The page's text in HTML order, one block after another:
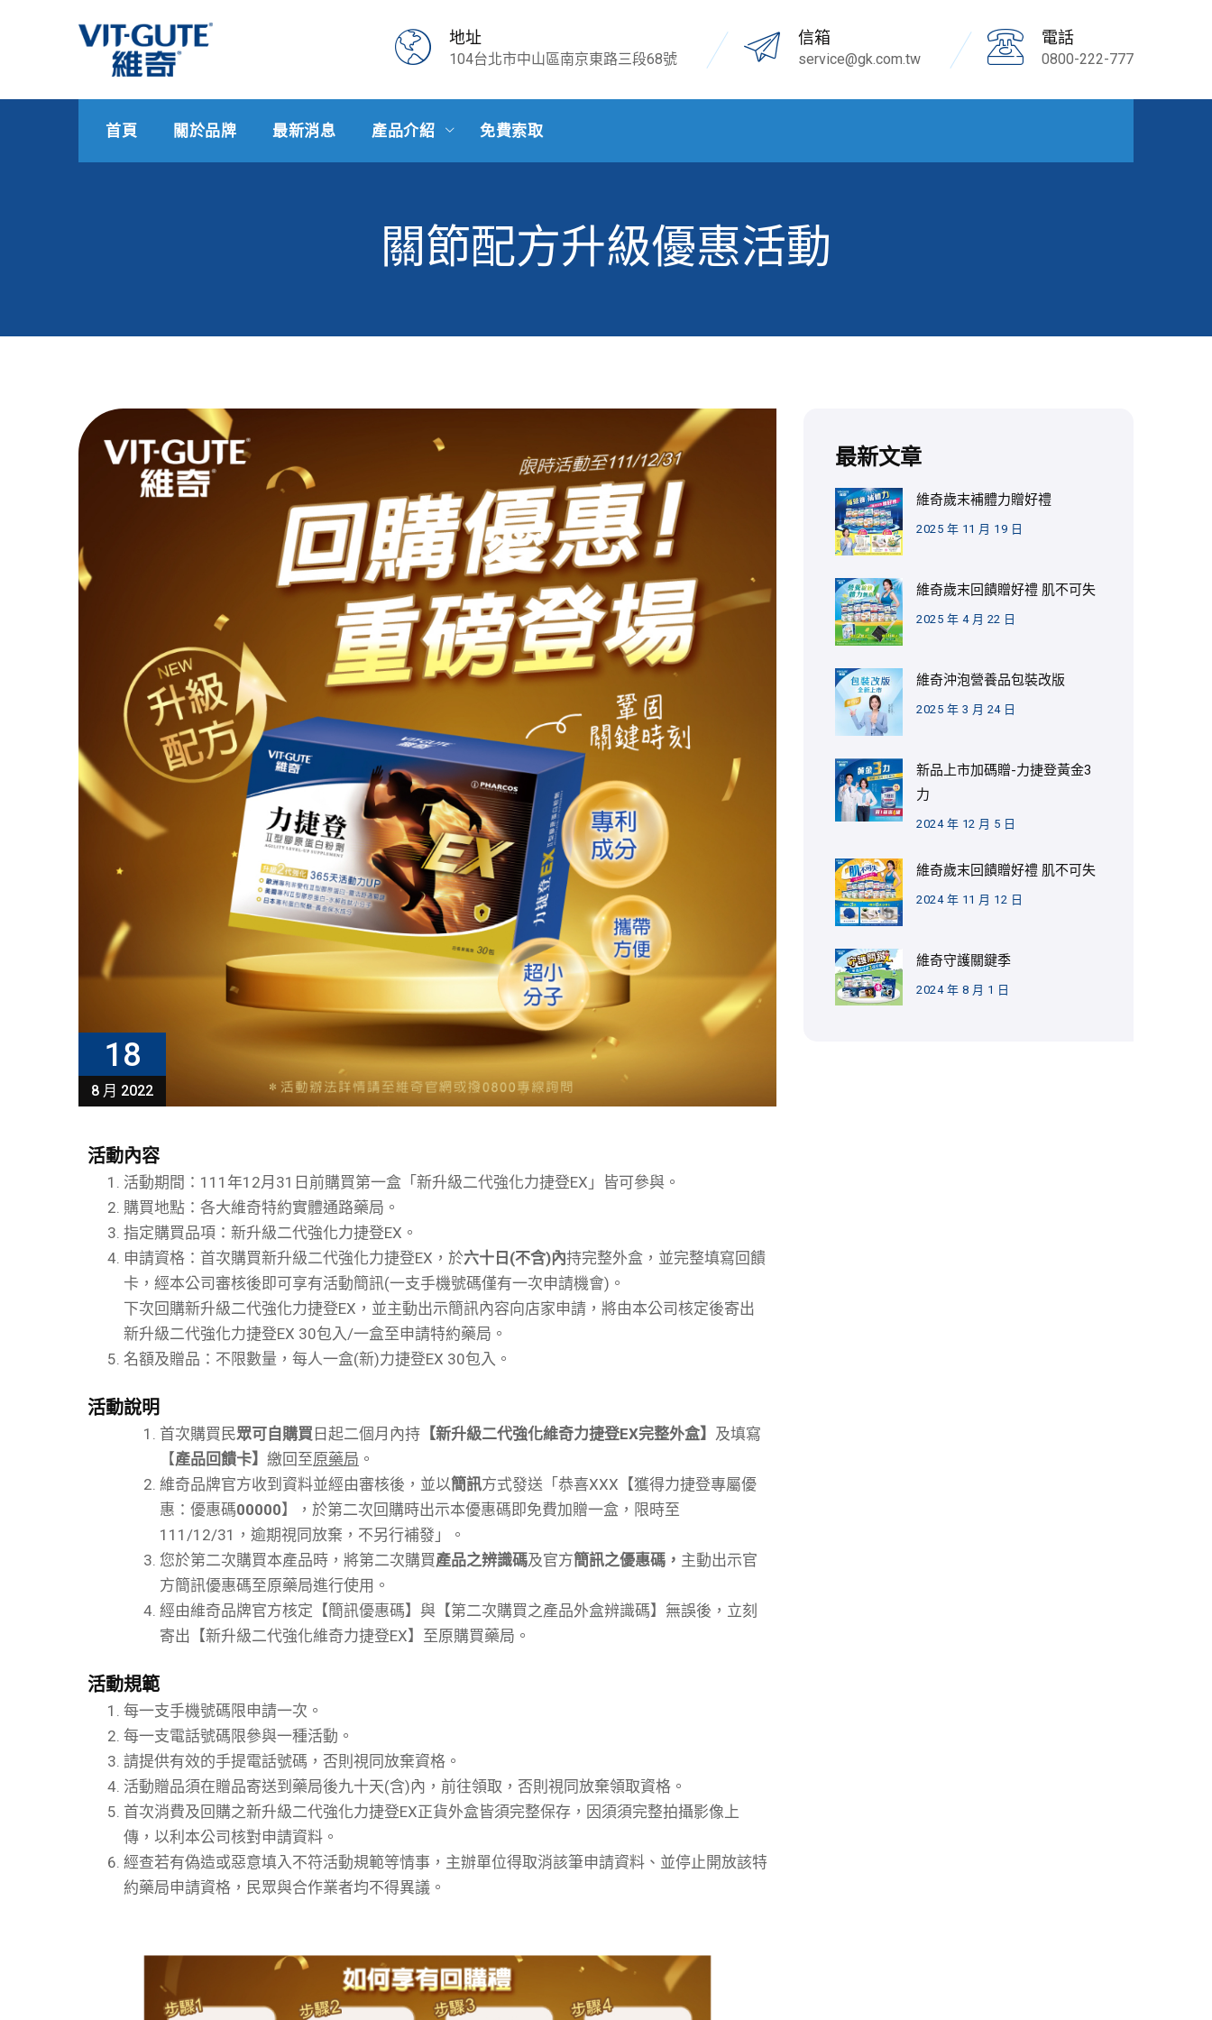
地址
104台北市中山區南京東路三段68號
信箱
service@gk.com.tw
電話
0800-222-777
首頁 關於品牌 最新消息 產品介紹 免費索取
關節配方升級優惠活動
18
8 月 2022
活動內容
活動期間：111年12月31日前購買第一盒「新升級二代強化力捷登EX」皆可參與。
購買地點：各大維奇特約實體通路藥局。
指定購買品項：新升級二代強化力捷登EX。
申請資格：首次購買新升級二代強化力捷登EX，於六十日(不含)內持完整外盒，並完整填寫回饋
卡，經本公司審核後即可享有活動簡訊(一支手機號碼僅有一次申請機會)。
下次回購新升級二代強化力捷登EX，並主動出示簡訊內容向店家申請，將由本公司核定後寄出
新升級二代強化力捷登EX 30包入/一盒至申請特約藥局。
名額及贈品：不限數量，每人一盒(新)力捷登EX 30包入。
活動說明
首次購買民眾可 自購買 日起二個月內持 【新升級二代強化維奇力捷登EX完整外盒】 及填寫
【產品回饋卡】 繳回至原藥局 。
維奇品牌官方收到資料並經由審核後，並以簡訊方式發送「恭喜XXX【獲得力捷登專屬優
惠：優惠碼00000】，於第二次回購時出示本優惠碼即免費加贈一盒，限時至
111/12/31，逾期視同放棄，不另行補發」。
您於第二次購買本產品時，將第二次購買產品之辨識碼及官方簡訊之優惠碼， 主動出示官
方簡訊優惠碼至原藥局進行使用。
經由維奇品牌官方核定【簡訊優惠碼】與【第二次購買之產品外盒辨識碼】無誤後，立刻
寄出【新升級二代強化維奇力捷登EX】至原購買藥局。
活動規範
每一支手機號碼限申請一次。
每一支電話號碼限參與一種活動。
請提供有效的手提電話號碼，否則視同放棄資格。
活動贈品須在贈品寄送到藥局後九十天(含)內，前往領取，否則視同放棄領取資格。
首次消費及回購之新升級二代強化力捷登EX正貨外盒皆須完整保存，因須須完整拍攝影像上
傳，以利本公司核對申請資料。
經查若有偽造或惡意填入不符活動規範等情事，主辦單位得取消該筆申請資料、並停止開放該特
約藥局申請資格，民眾與合作業者均不得異議。
最新文章
維奇歲末補體力贈好禮
2025 年 11 月 19 日
維奇歲末回饋贈好禮 肌不可失
2025 年 4 月 22 日
維奇沖泡營養品包裝改版
2025 年 3 月 24 日
新品上市加碼贈-力捷登黃金3
力
2024 年 12 月 5 日
維奇歲末回饋贈好禮 肌不可失
2024 年 11 月 12 日
維奇守護關鍵季
2024 年 8 月 1 日